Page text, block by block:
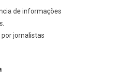
de informações
jornalistas